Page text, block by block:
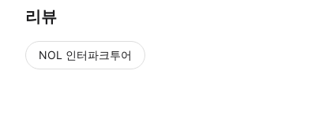
리뷰
NOL 인터파크투어